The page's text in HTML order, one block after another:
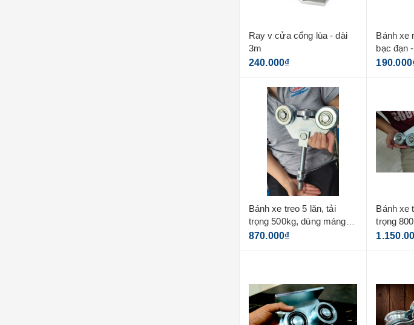
Ray v cửa cổng lùa - dài
3m
240.000₫
Bánh xe ray v
bạc đạn
Bánh xe treo 5 lăn, tải
trọng 500kg, dùng máng
5mm
870.000₫
Bánh xe
trọng
5mm